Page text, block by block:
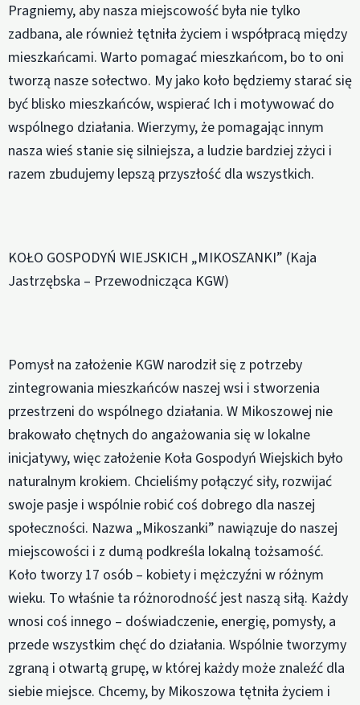
Pragniemy, aby nasza miejscowość była nie tylko
zadbana, ale również tętniła życiem i współpracą między
mieszkańcami. Warto pomagać mieszkańcom, bo to oni
tworzą nasze sołectwo. My jako koło będziemy starać się
być blisko mieszkańców, wspierać Ich i motywować do
wspólnego działania. Wierzymy, że pomagając innym
nasza wieś stanie się silniejsza, a ludzie bardziej zżyci i
razem zbudujemy lepszą przyszłość dla wszystkich.
KOŁO GOSPODYŃ WIEJSKICH „MIKOSZANKI” (Kaja
Jastrzębska – Przewodnicząca KGW)
Pomysł na założenie KGW narodził się z potrzeby
zintegrowania mieszkańców naszej wsi i stworzenia
przestrzeni do wspólnego działania. W Mikoszowej nie
brakowało chętnych do angażowania się w lokalne
inicjatywy, więc założenie Koła Gospodyń Wiejskich było
naturalnym krokiem. Chcieliśmy połączyć siły, rozwijać
swoje pasje i wspólnie robić coś dobrego dla naszej
społeczności. Nazwa „Mikoszanki” nawiązuje do naszej
miejscowości i z dumą podkreśla lokalną tożsamość.
Koło tworzy 17 osób – kobiety i mężczyźni w różnym
wieku. To właśnie ta różnorodność jest naszą siłą. Każdy
wnosi coś innego – doświadczenie, energię, pomysły, a
przede wszystkim chęć do działania. Wspólnie tworzymy
zgraną i otwartą grupę, w której każdy może znaleźć dla
siebie miejsce. Chcemy, by Mikoszowa tętniła życiem i